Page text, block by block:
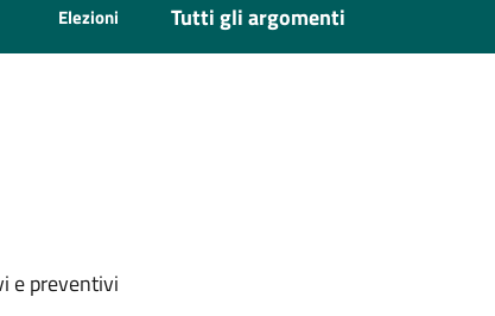
Elezioni Tutti gli argomenti
e preventivi